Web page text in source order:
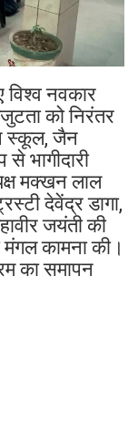
विश्व नवकार
को निरंतर
स्कूल, जैन
भागीदारी
मक्खन लाल
देवेंद्र डागा,
जयंती की
कामना की।
का समापन